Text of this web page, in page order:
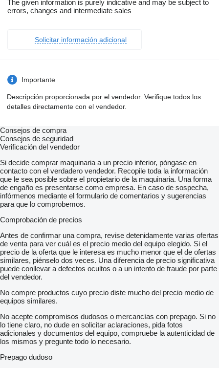
The given information is purely indicative and may be subject to
errors, changes and intermediate sales
Solicitar información adicional
Importante
Descripción proporcionada por el vendedor. Verifique todos los
detalles directamente con el vendedor.
Consejos de compra
Consejos de seguridad
Verificación del vendedor
Si decide comprar maquinaria a un precio inferior, póngase en
contacto con el verdadero vendedor. Recopile toda la información
que le sea posible sobre el propietario de la maquinaria. Una forma
de engaño es presentarse como empresa. En caso de sospecha,
infórmenos mediante el formulario de comentarios y sugerencias
para que lo comprobemos.
Comprobación de precios
Antes de confirmar una compra, revise detenidamente varias ofertas
de venta para ver cuál es el precio medio del equipo elegido. Si el
precio de la oferta que le interesa es mucho menor que el de ofertas
similares, piénselo dos veces. Una diferencia de precio significativa
puede conllevar a defectos ocultos o a un intento de fraude por parte
del vendedor.
No compre productos cuyo precio diste mucho del precio medio de
equipos similares.
No acepte compromisos dudosos o mercancías con prepago. Si no
lo tiene claro, no dude en solicitar aclaraciones, pida fotos
adicionales y documentos del equipo, compruebe la autenticidad de
los mismos y pregunte todo lo necesario.
Prepago dudoso